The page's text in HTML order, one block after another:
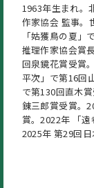
1963年生まれ。
作家協会 監事。
「姑獲鳥の夏
推理作家協会賞
回泉鏡花賞受賞
平次」で第16回
で第130回直木
錬三郎賞受賞。
賞。2022年 「遠
2025年 第29回日